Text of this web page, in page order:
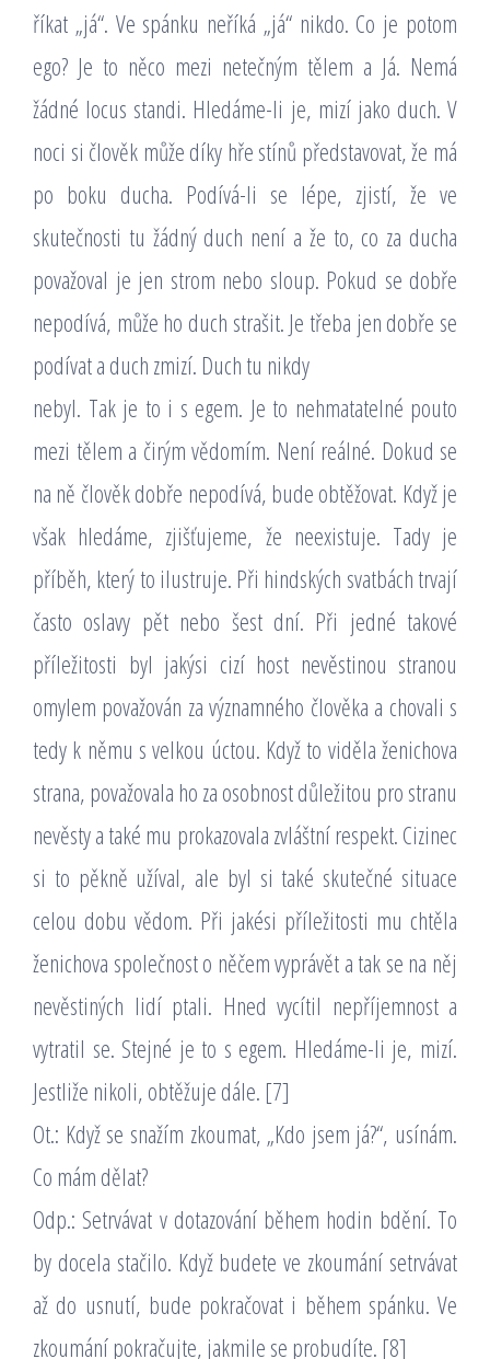
říkat „já“. Ve spánku neříká „já“ nikdo. Co je potom
ego? Je to něco mezi netečným tělem a Já. Nemá
žádné locus standi. Hledáme-li je, mizí jako duch. V
noci si člověk může díky hře stínů představovat, že má
po boku ducha. Podívá-li se lépe, zjistí, že ve
skutečnosti tu žádný duch není a že to, co za ducha
považoval je jen strom nebo sloup. Pokud se dobře
nepodívá, může ho duch strašit. Je třeba jen dobře se
podívat a duch zmizí. Duch tu nikdy
nebyl. Tak je to i s egem. Je to nehmatatelné pouto
mezi tělem a čirým vědomím. Není reálné. Dokud se
na ně člověk dobře nepodívá, bude obtěžovat. Když je
však hledáme, zjišťujeme, že neexistuje. Tady je
příběh, který to ilustruje. Při hindských svatbách trvají
často oslavy pět nebo šest dní. Při jedné takové
příležitosti byl jakýsi cizí host nevěstinou stranou
omylem považován za významného člověka a chovali s
tedy k němu s velkou úctou. Když to viděla ženichova
strana, považovala ho za osobnost důležitou pro stranu
nevěsty a také mu prokazovala zvláštní respekt. Cizinec
si to pěkně užíval, ale byl si také skutečné situace
celou dobu vědom. Při jakési příležitosti mu chtěla
ženichova společnost o něčem vyprávět a tak se na něj
nevěstiných lidí ptali. Hned vycítil nepříjemnost a
vytratil se. Stejné je to s egem. Hledáme-li je, mizí.
Jestliže nikoli, obtěžuje dále. [7]
Ot.: Když se snažím zkoumat, „Kdo jsem já?“, usínám.
Co mám dělat?
Odp.: Setrvávat v dotazování během hodin bdění. To
by docela stačilo. Když budete ve zkoumání setrvávat
až do usnutí, bude pokračovat i během spánku. Ve
zkoumání pokračujte, jakmile se probudíte. [8]